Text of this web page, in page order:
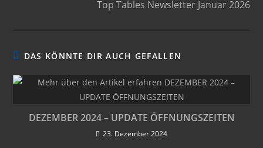
Top Tables Newsletter Januar 2026
DAS KÖNNTE DIR AUCH GEFALLEN
DEZEMBER 2024 – UPDATE ÖFFNUNGSZEITEN
23. Dezember 2024